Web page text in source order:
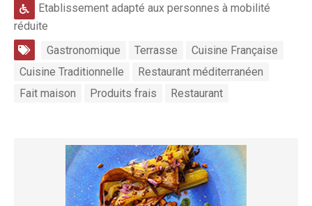
Etablissement adapté aux personnes à mobilité
réduite
Gastronomique
Terrasse
Cuisine Française
Cuisine Traditionnelle
Restaurant méditerranéen
Fait maison
Produits frais Restaurant